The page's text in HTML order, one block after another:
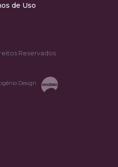
de Uso
Reservados
Design